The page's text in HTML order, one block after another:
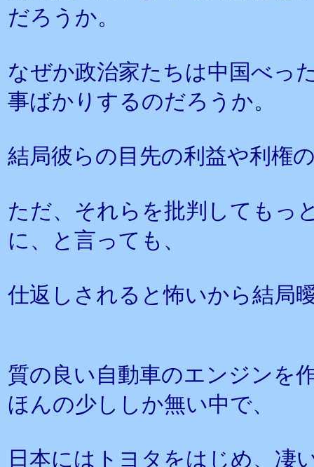
だろうか。
なぜか政治家たちは中国べっ
事ばかりするのだろうか。
結局彼らの目先の利益や利権
ただ、それらを批判してもっ
に、と言っても、
仕返しされると怖いから結局
質の良い自動車のエンジンを
ほんの少ししか無い中で、
日本にはトヨタをはじめ、凄